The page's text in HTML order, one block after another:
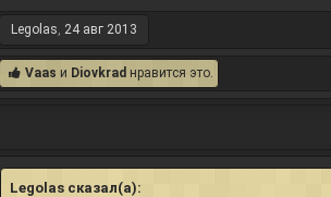
Legolas, 24 авг 2013
Vaas и Diovkrad нравится это.
Legolas сказал(а):